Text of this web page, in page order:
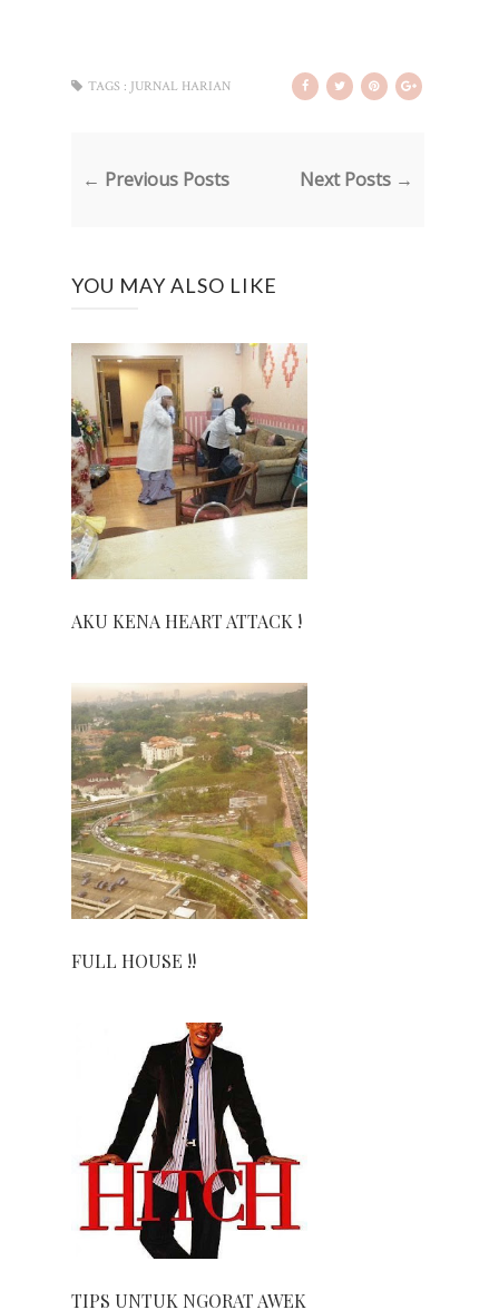
TAGS : JURNAL HARIAN
← Previous Posts Next Posts →
YOU MAY ALSO LIKE
AKU KENA HEART ATTACK !
FULL HOUSE !!
TIPS UNTUK NGORAT AWEK